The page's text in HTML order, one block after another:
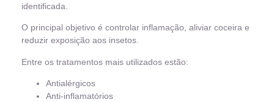
identificada.
O principal objetivo é controlar inflamação, aliviar coceira e
reduzir exposição aos insetos.
Entre os tratamentos mais utilizados estão:
Antialérgicos
Anti-inflamatórios